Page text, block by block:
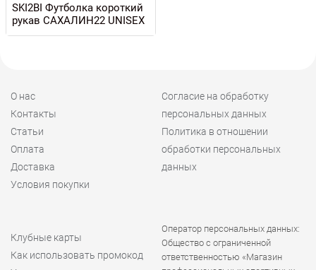
SKI2BI Футболка короткий
рукав САХАЛИН22 UNISEX
О нас
Контакты
Статьи
Оплата
Доставка
Условия покупки
Согласие на обработку
персональных данных
Политика в отношении
обработки персональных
данных
Клубные карты
Как использовать промокод
Оператор персональных данных:
Общество с ограниченной
ответственностью «Магазин